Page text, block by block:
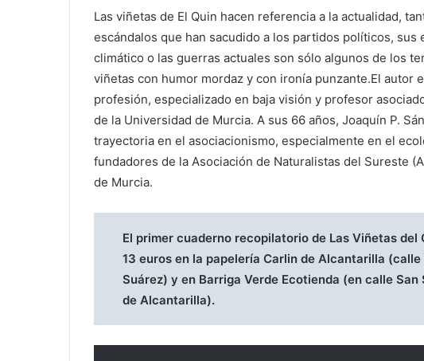
Las viñetas de El Quin hacen referencia a la actualidad,
escándalos que han sacudido a los partidos políticos, sus
climático o las guerras actuales son sólo algunos de los
viñetas con humor mordaz y con ironía punzante.El autor
profesión, especializado en baja visión y profesor
de la Universidad de Murcia. A sus 66 años, Joaquín P.
trayectoria en el asociacionismo, especialmente en el
fundadores de la Asociación de Naturalistas del Sureste
de Murcia.
El primer cuaderno recopilatorio de Las Viñetas
13 euros en la papelería Carlin de Alcantarilla
Suárez) y en Barriga Verde Ecotienda (en calle
de Alcantarilla).